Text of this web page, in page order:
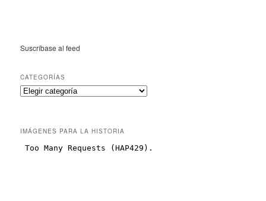
Suscríbase al feed
CATEGORÍAS
IMÁGENES PARA LA HISTORIA